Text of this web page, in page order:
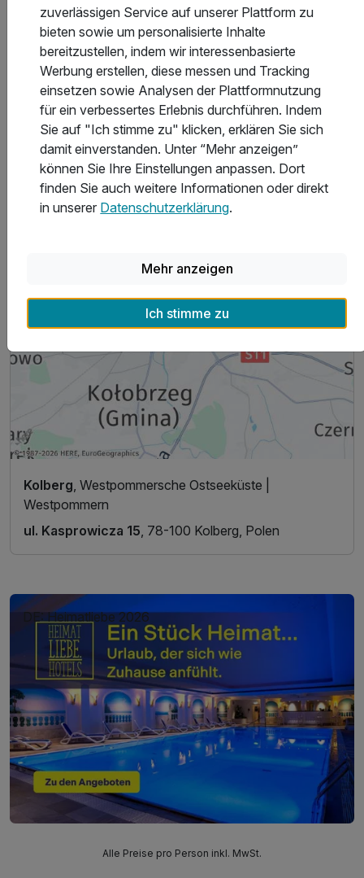
Hoteladresse
Kolberg, Westpommersche Ostseeküste |
Westpommern
ul. Kasprowicza 15, 78-100 Kolberg, Polen
DE: Heimatliebe 2026
Alle Preise pro Person inkl. MwSt.
zuverlässigen Service auf unserer Plattform zu
bieten sowie um personalisierte Inhalte
bereitzustellen, indem wir interessenbasierte
Werbung erstellen, diese messen und Tracking
einsetzen sowie Analysen der Plattformnutzung
für ein verbessertes Erlebnis durchführen. Indem
Sie auf "Ich stimme zu" klicken, erklären Sie sich
damit einverstanden. Unter “Mehr anzeigen”
können Sie Ihre Einstellungen anpassen. Dort
finden Sie auch weitere Informationen oder direkt
in unserer Datenschutzerklärung.
Mehr anzeigen
Ich stimme zu